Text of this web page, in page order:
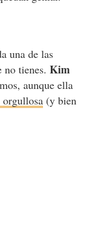
una de las
no tienes. Kim
aunque ella
(y bien